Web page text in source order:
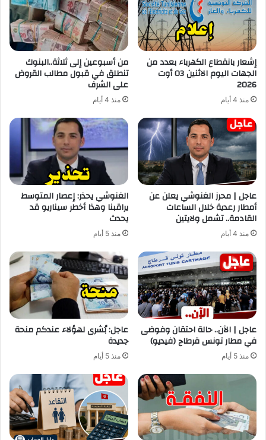
إشعار بانقطاع الكهرباء بعدد من
الجهات اليوم الاثنين 03 أوت
2026
منذ 4 أيام
من أسبوعين إلى ثلاثة..البنوك
تنطلق في قبول مطالب القروض
على الشرف
منذ 4 أيام
عاجل | محرز الغنوشي يعلن عن
أمطار رعدية خلال الساعات
القادمة.. تشمل ولايتين
منذ 4 أيام
الغنوشي يحذر: إعصار المتوسط
يراقبنا وهذا أخطر سيناريو قد
يحدث
منذ 5 أيام
عاجل | الآن.. حالة احتقان وفوضى
في مطار تونس قرطاج (فيديو)
منذ 5 أيام
عاجل: بُشرى لهؤلاء عندكم منحة
جديدة
منذ 5 أيام